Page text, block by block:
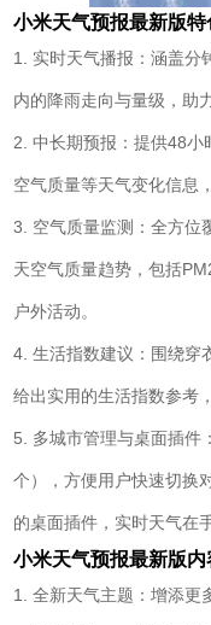
小米天气预报最新版特
1. 实时天气播报：涵盖分
内的降雨走向与量级，助
2. 中长期预报：提供48小
空气质量等天气变化信息
3. 空气质量监测：全方位
天空气质量趋势，包括
户外活动。
4. 生活指数建议：围绕穿
给出实用的生活指数参考
5. 多城市管理与桌面插件
个），方便用户快速切换
的桌面插件，实时天气在
小米天气预报最新版内
1. 全新天气主题：增添更